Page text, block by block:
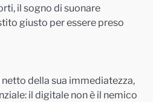
il sogno di suonare
giusto per essere preso
della sua immediatezza,
il digitale non è il nemico